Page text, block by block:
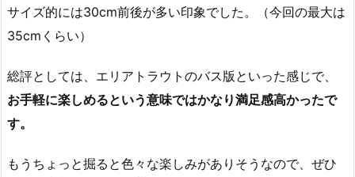
サイズ的には30cm前後が多い印象でした。（今回の最大は
35cmくらい）
総評としては、エリアトラウトのバス版といった感じで、
お手軽に楽しめるという意味ではかなり満足感高かったで
す。
もうちょっと掘ると色々な楽しみがありそうなので、ぜひ